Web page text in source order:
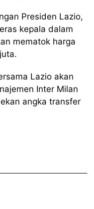
Presiden Lazio,
kepala dalam
mematok harga
Lazio akan
Inter Milan
angka transfer